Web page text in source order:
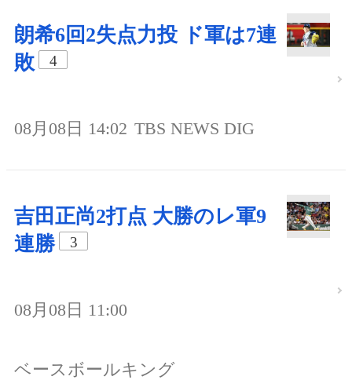
朗希6回2失点力投 ド軍は7連
敗
4
08月08日 14:02 TBS NEWS DIG
吉田正尚2打点 大勝のレ軍9
連勝
3
08月08日 11:00
ベースボールキング